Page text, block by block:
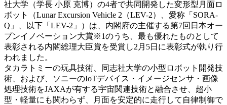
社大学（学長 小原 克博）の4者で共同開発した変形型月面ロ
ボット（Lunar Excursion Vehicle 2（LEV-2）、愛称「SORA-
Q」、以下「LEV-2」）は、内閣府の主催する第7回日本オー
プンイノベーション大賞※1のうち、最も優れたものとして
表彰される内閣総理大臣賞を受賞し2月5日に表彰式が執り行
われました。
タカラトミーの玩具技術、同志社大学の小型ロボット開発技
術、および、ソニーのIoTデバイス・イメージセンサ・画像
処理技術をJAXAが有する宇宙関連技術と融合させ、超小
型・軽量にも関わらず、月面を安定的に走行して自律制御で